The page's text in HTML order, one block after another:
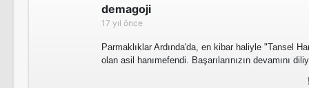
demagoji
17 yıl önce
Parmaklıklar Ardında'da, en kibar haliyle "Tansel
olan asil hanımefendi. Başarılarınızın devamını